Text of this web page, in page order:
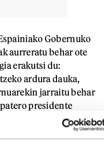
Gobernuko
aurreratu behar ote
erakutsi du:
ardura dauka,
jarraitu behar
presidente
hitz batzuk, eta